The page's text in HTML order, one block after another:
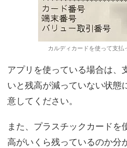
カルディカードを使って支払
アプリを使っている場合は、
いと残高が減っていない状態
意してください。
また、プラスチックカードを
高がいくら残っているのか分